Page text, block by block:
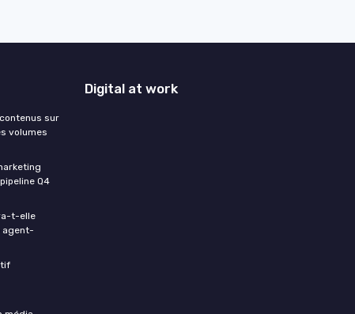
sur
volumes
Q4
t-elle
agent-
Digital at work